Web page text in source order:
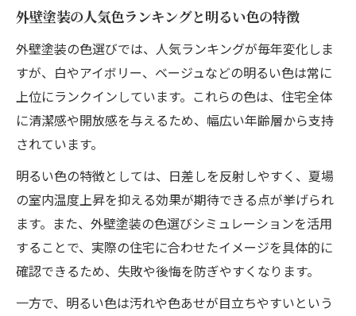
外壁塗装の人気色ランキングと明るい色の特徴
外壁塗装の色選びでは、人気ランキングが毎年変化しま
すが、白やアイボリー、ベージュなどの明るい色は常に
上位にランクインしています。これらの色は、住宅全体
に清潔感や開放感を与えるため、幅広い年齢層から支持
されています。
明るい色の特徴としては、日差しを反射しやすく、夏場
の室内温度上昇を抑える効果が期待できる点が挙げられ
ます。また、外壁塗装の色選びシミュレーションを活用
することで、実際の住宅に合わせたイメージを具体的に
確認できるため、失敗や後悔を防ぎやすくなります。
一方で、明るい色は汚れや色あせが目立ちやすいという